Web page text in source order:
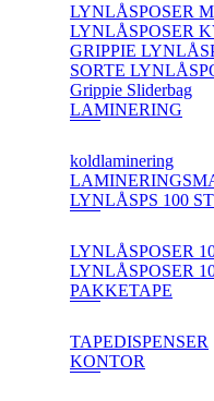
LYNLÅSPOSER
LYNLÅSPOSER
GRIPPIE
SORTE
Grippie Sliderbag
LAMINERING
koldlaminering
LYNLÅSPS 100
LYNLÅSPOSER
LYNLÅSPOSER
PAKKETAPE
TAPEDISPENSER
KONTOR